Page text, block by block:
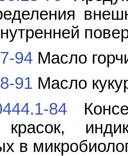
94 Масло
91 Масло
84
красок,
в